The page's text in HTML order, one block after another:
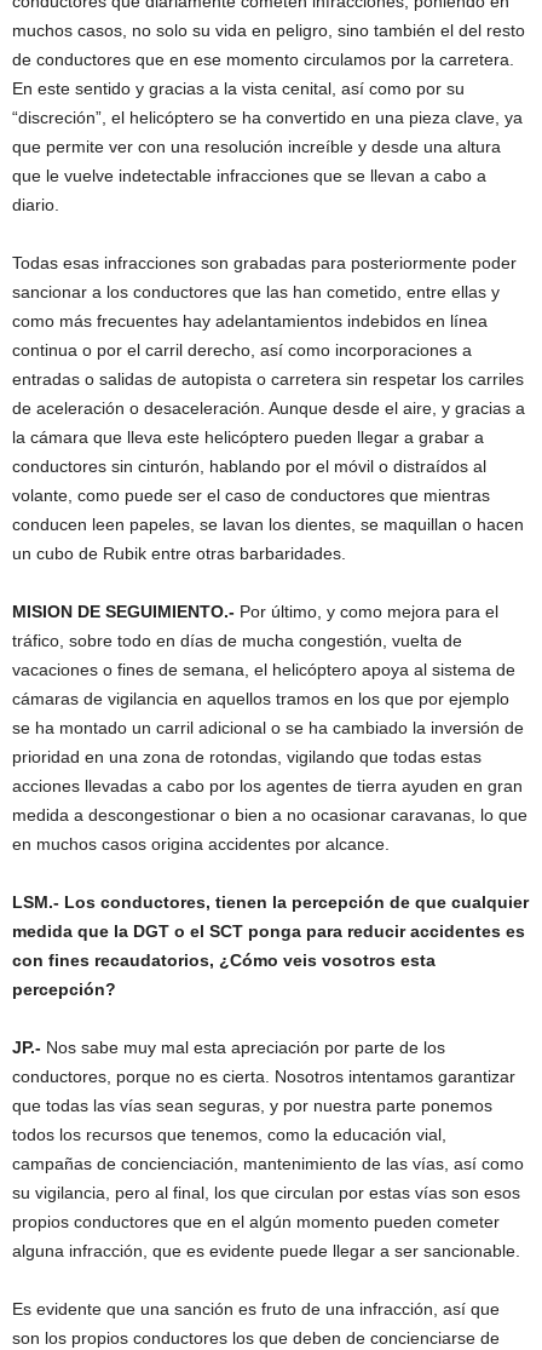
muchos casos, no solo su vida en peligro, sino también el del resto
de conductores que en ese momento circulamos por la carretera.
En este sentido y gracias a la vista cenital, así como por su
“discreción”, el helicóptero se ha convertido en una pieza clave, ya
que permite ver con una resolución increíble y desde una altura
que le vuelve indetectable infracciones que se llevan a cabo a
diario.
Todas esas infracciones son grabadas para posteriormente poder
sancionar a los conductores que las han cometido, entre ellas y
como más frecuentes hay adelantamientos indebidos en línea
continua o por el carril derecho, así como incorporaciones a
entradas o salidas de autopista o carretera sin respetar los carriles
de aceleración o desaceleración. Aunque desde el aire, y gracias a
la cámara que lleva este helicóptero pueden llegar a grabar a
conductores sin cinturón, hablando por el móvil o distraídos al
volante, como puede ser el caso de conductores que mientras
conducen leen papeles, se lavan los dientes, se maquillan o hacen
un cubo de Rubik entre otras barbaridades.
MISION DE SEGUIMIENTO.- Por último, y como mejora para el
tráfico, sobre todo en días de mucha congestión, vuelta de
vacaciones o fines de semana, el helicóptero apoya al sistema de
cámaras de vigilancia en aquellos tramos en los que por ejemplo
se ha montado un carril adicional o se ha cambiado la inversión de
prioridad en una zona de rotondas, vigilando que todas estas
acciones llevadas a cabo por los agentes de tierra ayuden en gran
medida a descongestionar o bien a no ocasionar caravanas, lo que
en muchos casos origina accidentes por alcance.
LSM.- Los conductores, tienen la percepción de que cualquier
medida que la DGT o el SCT ponga para reducir accidentes es
con fines recaudatorios, ¿Cómo veis vosotros esta
percepción?
JP.- Nos sabe muy mal esta apreciación por parte de los
conductores, porque no es cierta. Nosotros intentamos garantizar
que todas las vías sean seguras, y por nuestra parte ponemos
todos los recursos que tenemos, como la educación vial,
campañas de concienciación, mantenimiento de las vías, así como
su vigilancia, pero al final, los que circulan por estas vías son esos
propios conductores que en el algún momento pueden cometer
alguna infracción, que es evidente puede llegar a ser sancionable.
Es evidente que una sanción es fruto de una infracción, así que
son los propios conductores los que deben de concienciarse de